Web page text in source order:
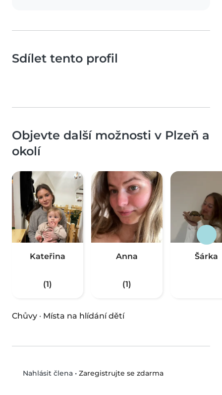
Sdílet tento profil
Objevte další možnosti v Plzeň a
okolí
Kateřina
(1)
Anna
(1)
Šárka
Chůvy · Místa na hlídání dětí
Nahlásit člena• Zaregistrujte se zdarma